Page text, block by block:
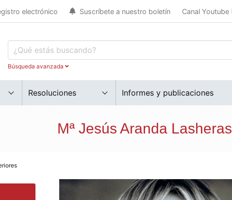
electrónico Suscríbete a nuestro boletín Canal Youtube
Búsqueda avanzada
Resoluciones Informes y publicaciones
Mª Jesús Aranda Lasheras